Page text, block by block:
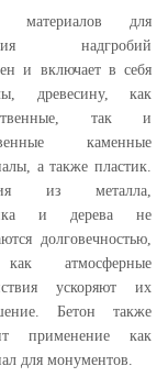
материалов для
надгробий
и включает в себя
древесину, как
так и
каменные
а также пластик.
из металла,
и дерева не
долговечностью,
атмосферные
ускоряют их
Бетон также
применение как
для монументов.